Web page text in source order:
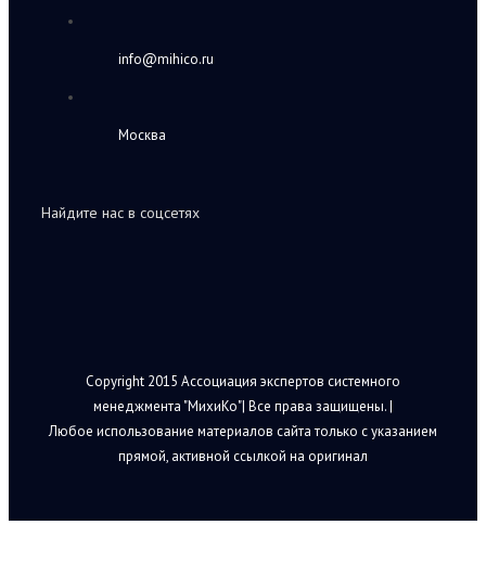
info@mihico.ru
Москва
Найдите нас в соцсетях
Copyright 2015 Ассоциация экспертов системного
менеджмента "МихиКо"| Все права защищены. |
Любое использование материалов сайта только с указанием
прямой, активной ссылкой на оригинал